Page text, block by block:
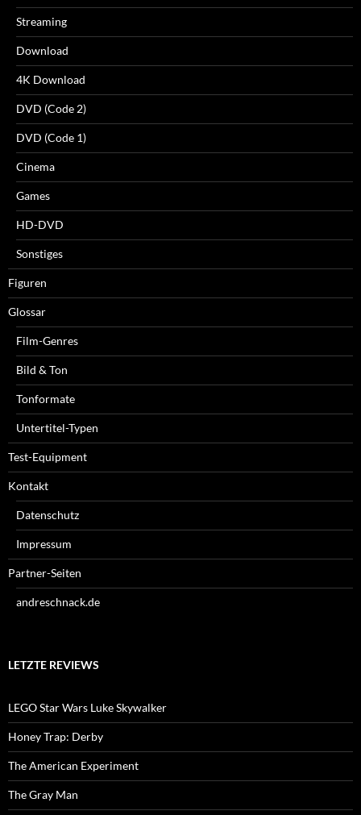
Streaming
Download
4K Download
DVD (Code 2)
DVD (Code 1)
Cinema
Games
HD-DVD
Sonstiges
Figuren
Glossar
Film-Genres
Bild & Ton
Tonformate
Untertitel-Typen
Test-Equipment
Kontakt
Datenschutz
Impressum
Partner-Seiten
andreschnack.de
LETZTE REVIEWS
LEGO Star Wars Luke Skywalker
Honey Trap: Derby
The American Experiment
The Gray Man